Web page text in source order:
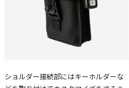
ショルダー接続部にはキーホルダーな